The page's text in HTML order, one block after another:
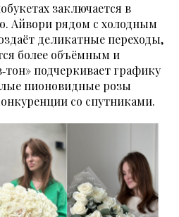
заключается в
Айвори рядом с холодным
деликатные переходы,
более объёмным и
подчеркивает графику
пионовидные розы
со спутниками.